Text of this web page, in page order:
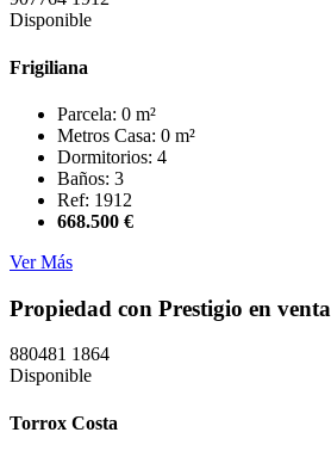
Disponible
Frigiliana
Parcela: 0 m²
Metros Casa: 0 m²
Dormitorios: 4
Baños: 3
Ref: 1912
668.500 €
Ver Más
Propiedad con Prestigio en venta
880481 1864
Disponible
Torrox Costa